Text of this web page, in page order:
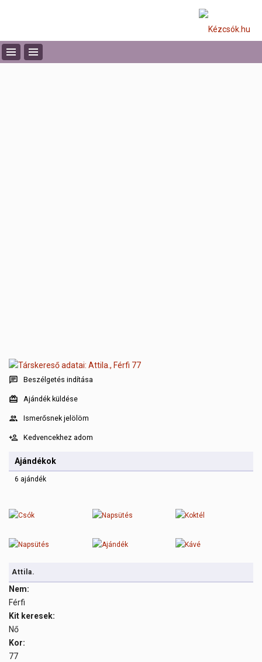
Beszélgetés indítása
Ajándék küldése
Ismerősnek jelölöm
Kedvencekhez adom
Ajándékok
6 ajándék
Attila.
Nem:
Férfi
Kit keresek:
Nő
Kor:
77